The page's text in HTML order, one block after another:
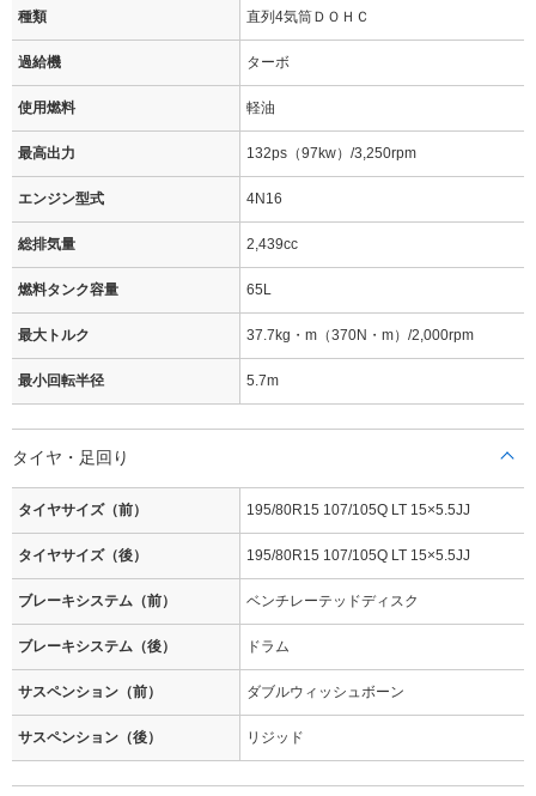
種類 直列4気筒ＤＯＨＣ
過給機 ターボ
使用燃料 軽油
最高出力 132ps（97kw）/3,250rpm
エンジン型式 4N16
総排気量 2,439cc
燃料タンク容量 65L
最大トルク 37.7kg・m（370N・m）/2,000rpm
最小回転半径 5.7m
タイヤ・足回り
タイヤサイズ（前） 195/80R15 107/105Q LT 15×5.5JJ
タイヤサイズ（後） 195/80R15 107/105Q LT 15×5.5JJ
ブレーキシステム（前） ベンチレーテッドディスク
ブレーキシステム（後） ドラム
サスペンション（前） ダブルウィッシュボーン
サスペンション（後） リジッド